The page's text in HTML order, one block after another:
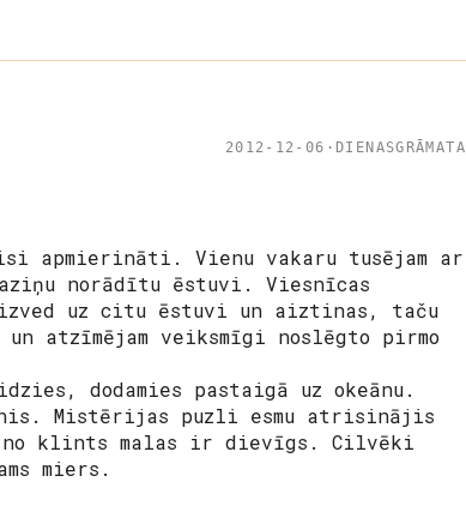
2012-12-06 · DIENASGRĀMATA
apmierināti. Vienu vakaru tusējam ar
norādītu ēstuvi. Viesnīcas
uz citu ēstuvi un aiztinas, taču
atzīmējam veiksmīgi noslēgto pirmo
dodamies pastaigā uz okeānu.
Mistērijas puzli esmu atrisinājis
klints malas ir dievīgs. Cilvēki
miers.